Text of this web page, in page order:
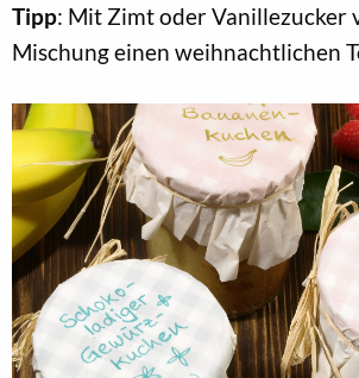
Tipp: Mit Zimt oder Vanillezucker
Mischung einen weihnachtlichen